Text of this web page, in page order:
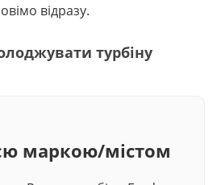
відразу.
турбіну
маркою/містом